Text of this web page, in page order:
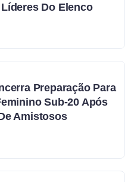
Do Elenco
Preparação Para
Sub-20 Após
Amistosos